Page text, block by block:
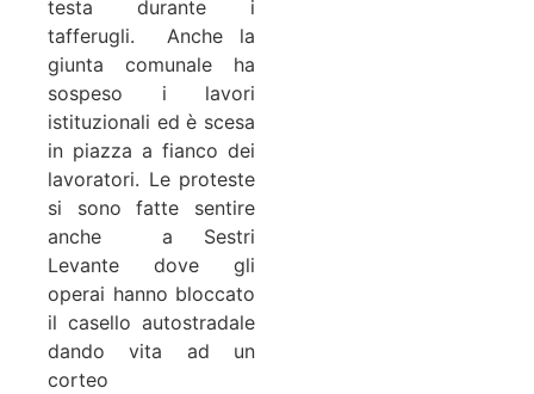
testa durante i
tafferugli. Anche la
giunta comunale ha
sospeso i lavori
istituzionali ed è scesa
in piazza a fianco dei
lavoratori. Le proteste
si sono fatte sentire
anche a Sestri
Levante dove gli
operai hanno bloccato
il casello autostradale
dando vita ad un
corteo